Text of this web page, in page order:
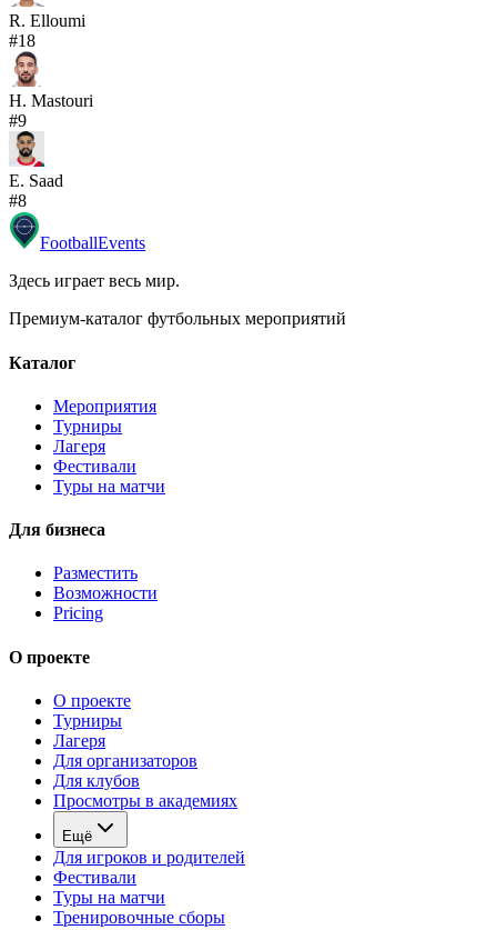
R. Elloumi
#18
H. Mastouri
#9
E. Saad
#8
FootballEvents
Здесь играет весь мир.
Премиум-каталог футбольных мероприятий
Каталог
Мероприятия
Турниры
Лагеря
Фестивали
Туры на матчи
Для бизнеса
Разместить
Возможности
Pricing
О проекте
О проекте
Турниры
Лагеря
Для организаторов
Для клубов
Просмотры в академиях
Ещё
Для игроков и родителей
Фестивали
Туры на матчи
Тренировочные сборы